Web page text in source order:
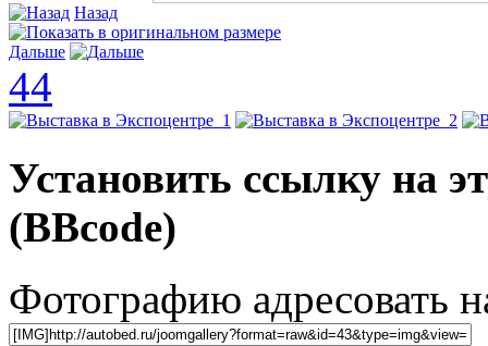
Назад
Дальше
44
Установить ссылку на
(BBcode)
Фотографию адресовать